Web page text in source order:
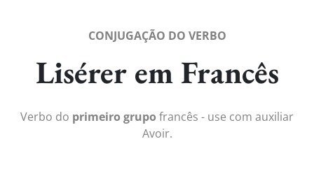
CONJUGAÇÃO DO VERBO
Lisérer em Francês
Verbo do primeiro grupo francês - use com auxiliar
Avoir.